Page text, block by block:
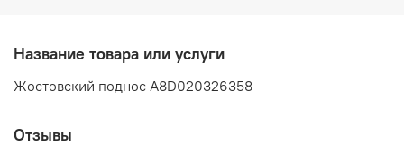
Название товара или услуги
Жостовский поднос A8D020326358
Отзывы